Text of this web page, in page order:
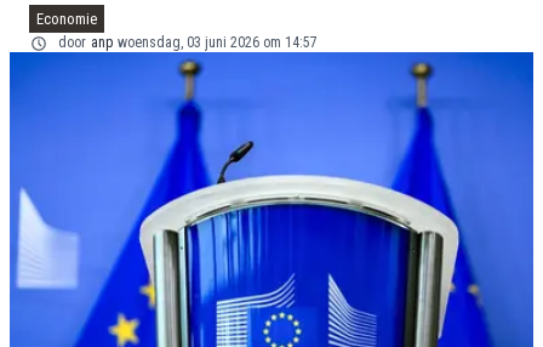
Economie
door anp woensdag, 03 juni 2026 om 14:57